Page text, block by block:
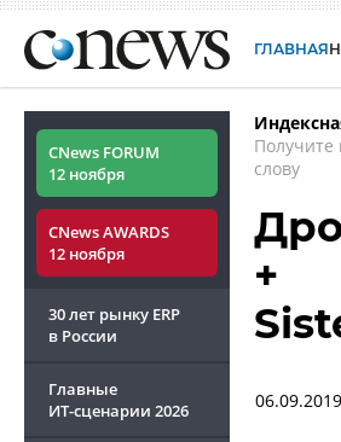
ГЛАВНАЯ
CNews FORUM
12 ноября
CNews AWARDS
12 ноября
30 лет рынку ERP
в России
Главные
ИТ-сценарии 2026
Получите
слову
+
06.09.2019